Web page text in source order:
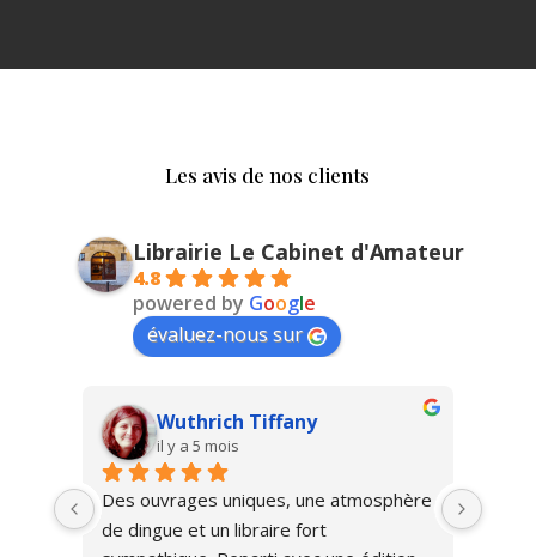
Les avis de nos clients
Librairie Le Cabinet d'Amateur
4.8
powered by Google
évaluez-nous sur
Vlad Savin
il y a 9 mois
Magnifique!